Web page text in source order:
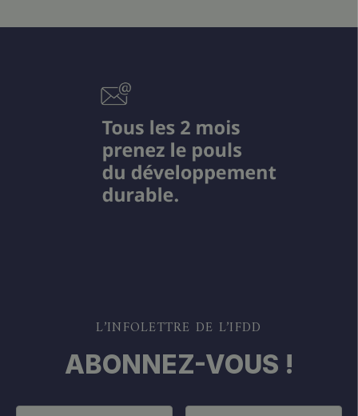
L’INFOLETTRE DE L’IFDD
ABONNEZ-VOUS !